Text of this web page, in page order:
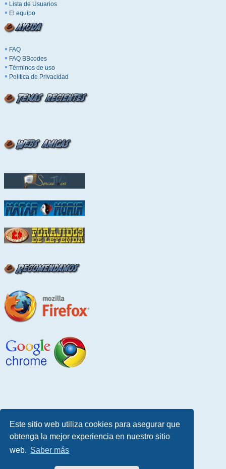
Este sitio web utiliza cookies para asegurar que
obtenga la mejor experiencia en nuestro sitio
web. Saber más
Lista de Usuarios
El equipo
FAQ
FAQ BBcodes
Términos de uso
Política de Privacidad